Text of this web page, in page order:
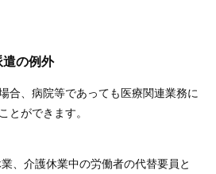
遣の例外
合、病院等であっても医療関連業務に
とができます。
、介護休業中の労働者の代替要員と